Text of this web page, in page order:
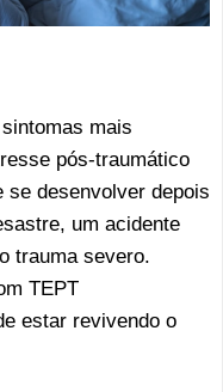
mais
pós-traumático
desenvolver depois
um acidente
trauma severo.
TEPT
estar revivendo o